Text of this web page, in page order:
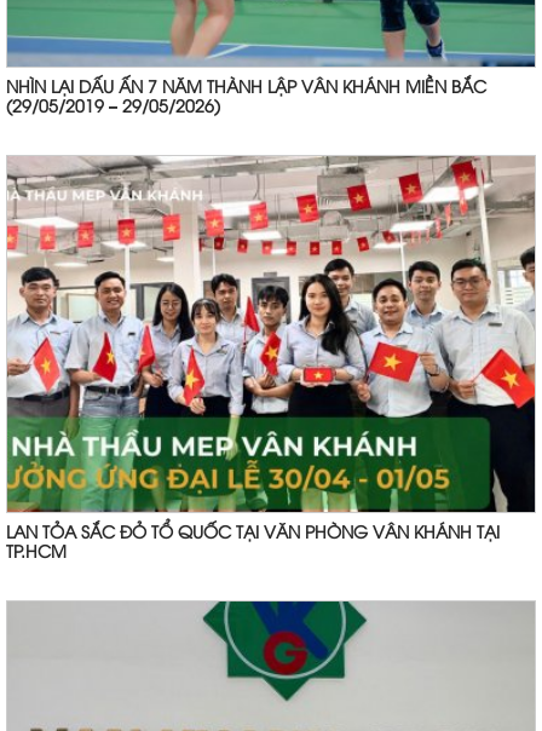
NHÌN LẠI DẤU ẤN 7 NĂM THÀNH LẬP VÂN KHÁNH MIỀN BẮC
(29/05/2019 – 29/05/2026)
LAN TỎA SẮC ĐỎ TỔ QUỐC TẠI VĂN PHÒNG VÂN KHÁNH TẠI
TP.HCM